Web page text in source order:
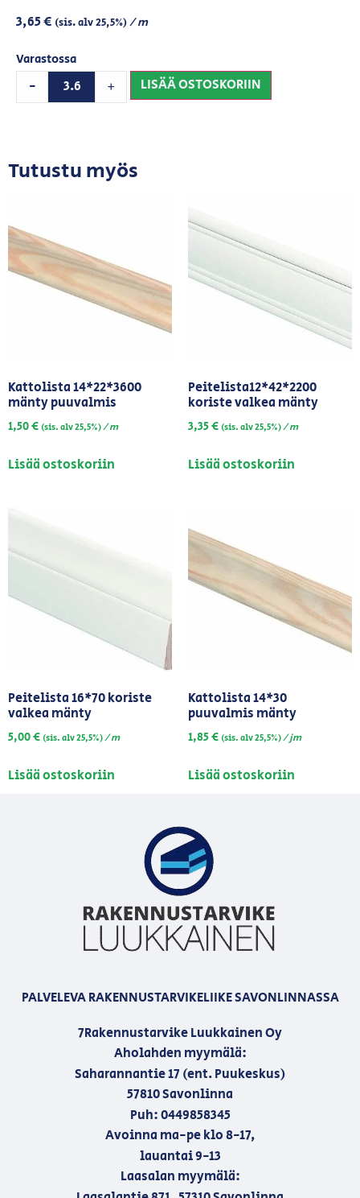
3,65€ (sis. alv 25,5%)/ m
Varastossa
- + LISÄÄ OSTOSKORIIN
Tutustu myös
Kattolista 14*22*3600
mänty puuvalmis
1,50€(sis. alv 25,5%)/ m
Lisää ostoskoriin
Peitelista12*42*2200
koriste valkea mänty
3,35€(sis. alv 25,5%)/ m
Lisää ostoskoriin
Peitelista 16*70 koriste
valkea mänty
5,00€(sis. alv 25,5%)/ m
Lisää ostoskoriin
Kattolista 14*30
puuvalmis mänty
1,85€(sis. alv 25,5%)/ jm
Lisää ostoskoriin
PALVELEVA RAKENNUSTARVIKELIIKE SAVONLINNASSA
7Rakennustarvike Luukkainen Oy
Aholahden myymälä:
Saharannantie 17 (ent. Puukeskus)
57810 Savonlinna
Puh: 0449858345
Avoinna ma-pe klo 8-17,
lauantai 9-13
Laasalan myymälä: